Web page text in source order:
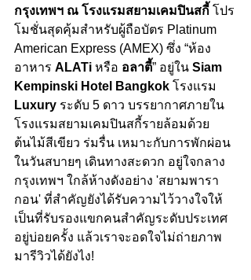
กรุงเทพฯ ณ โรงแรมสยามเคมปินสกี้ โปร
โมชั่นสุดคุ้มสำหรับผู้ถือบัตร Platinum
American Express (AMEX) ซึ่ง “ห้อง
อาหาร ALATi หรือ อลาตี้” อยู่ใน Siam
Kempinski Hotel Bangkok โรงแรม
Luxury ระดับ 5 ดาว บรรยากาศภายใน
โรงแรมสยามเคมปินสกี้รายล้อมด้วย
ต้นไม้สีเขียว ร่มรื่น เหมาะกับการพักผ่อน
ในวันสบายๆ เดินทางสะดวก อยู่ใจกลาง
กรุงเทพฯ ใกล้ห้างดังอย่าง 'สยามพารา
กอน' ที่สำคัญยังได้รับความไว้วางใจให้
เป็นที่รับรองแขกคนสำคัญระดับประเทศ
อยู่บ่อยครั้ง แล้วเราจะอดใจไม่ถ่ายภาพ
มารีวิวได้ยังไง!